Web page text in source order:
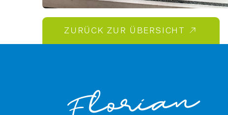
ZURÜCK ZUR ÜBERSICHT